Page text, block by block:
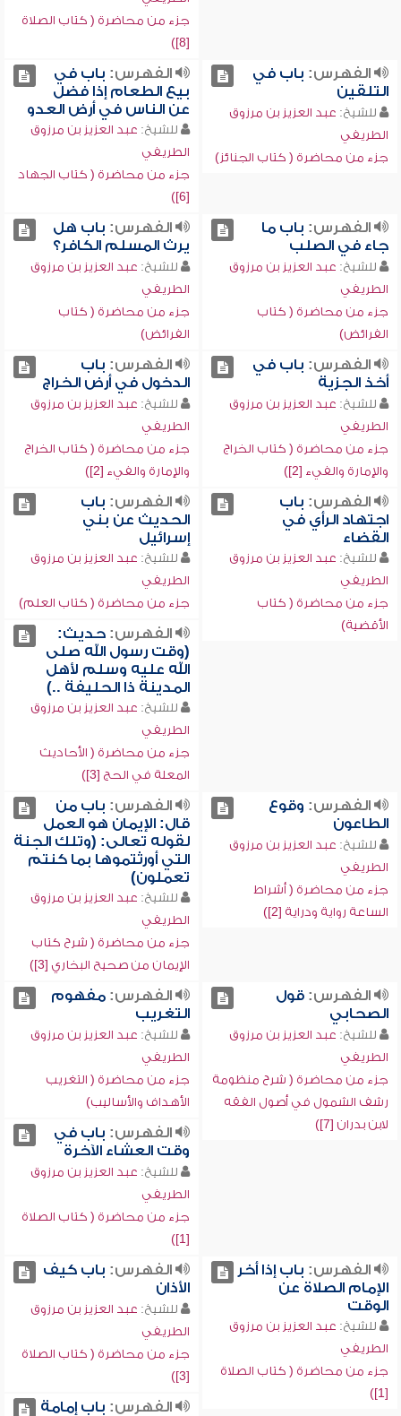
جزء من محاضرة ( كتاب الصلاة
[8])
الفهرس: باب في
التلقين
للشيخ: عبد العزيز بن مرزوق
الطريفي
جزء من محاضرة ( كتاب الجنائز)
الفهرس: باب في
بيع الطعام إذا فضل
عن الناس في أرض العدو
للشيخ: عبد العزيز بن مرزوق
الطريفي
جزء من محاضرة ( كتاب الجهاد
[6])
الفهرس: باب ما
جاء في الصلب
للشيخ: عبد العزيز بن مرزوق
الطريفي
جزء من محاضرة ( كتاب
الفرائض)
الفهرس: باب هل
يرث المسلم الكافر؟
للشيخ: عبد العزيز بن مرزوق
الطريفي
جزء من محاضرة ( كتاب
الفرائض)
الفهرس: باب في
أخذ الجزية
للشيخ: عبد العزيز بن مرزوق
الطريفي
جزء من محاضرة ( كتاب الخراج
والإمارة والفيء [2])
الفهرس: باب
الدخول في أرض الخراج
للشيخ: عبد العزيز بن مرزوق
الطريفي
جزء من محاضرة ( كتاب الخراج
والإمارة والفيء [2])
الفهرس: باب
اجتهاد الرأي في
القضاء
للشيخ: عبد العزيز بن مرزوق
الطريفي
جزء من محاضرة ( كتاب
الأقضية)
الفهرس: باب
الحديث عن بني
إسرائيل
للشيخ: عبد العزيز بن مرزوق
الطريفي
جزء من محاضرة ( كتاب العلم)
الفهرس:حديث:
(وقت رسول الله صلى
الله عليه وسلم لأهل
المدينة ذا الحليفة ..)
للشيخ: عبد العزيز بن مرزوق
الطريفي
جزء من محاضرة ( الأحاديث
المعلة في الحج [3])
الفهرس: وقوع
الطاعون
للشيخ: عبد العزيز بن مرزوق
الطريفي
جزء من محاضرة ( أشراط
الساعة رواية ودراية [2])
الفهرس: باب من
قال: الإيمان هو العمل
لقوله تعالى: (وتلك الجنة
التي أورثتموها بما كنتم
تعملون)
للشيخ: عبد العزيز بن مرزوق
الطريفي
جزء من محاضرة ( شرح كتاب
الإيمان من صحيح البخاري [3])
الفهرس:قول
الصحابي
للشيخ: عبد العزيز بن مرزوق
الطريفي
جزء من محاضرة ( شرح منظومة
رشف الشمول في أصول الفقه
لابن بدران [7])
الفهرس:مفهوم
التغريب
للشيخ: عبد العزيز بن مرزوق
الطريفي
جزء من محاضرة ( التغريب
الأهداف والأساليب)
الفهرس: باب في
وقت العشاء الآخرة
للشيخ: عبد العزيز بن مرزوق
الطريفي
جزء من محاضرة ( كتاب الصلاة
[1])
الفهرس: باب إذا أخر
الإمام الصلاة عن
الوقت
للشيخ: عبد العزيز بن مرزوق
الطريفي
جزء من محاضرة ( كتاب الصلاة
[1])
الفهرس: باب كيف
الأذان
للشيخ: عبد العزيز بن مرزوق
الطريفي
جزء من محاضرة ( كتاب الصلاة
[3])
الفهرس: باب إمامة